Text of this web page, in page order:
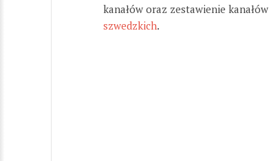
kanałów oraz zestawienie kanałów
szwedzkich.